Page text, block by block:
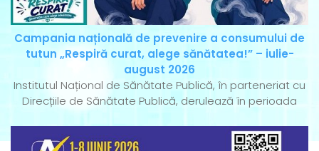
Campania națională de prevenire a consumului de
tutun „Respiră curat, alege sănătatea!” – iulie-
august 2026
Institutul Național de Sănătate Publică, în parteneriat cu
Direcțiile de Sănătate Publică, derulează în perioada